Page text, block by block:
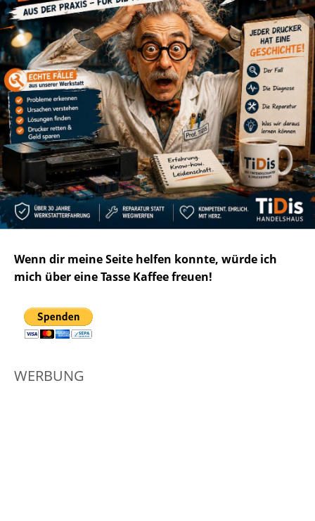
Wenn dir meine Seite helfen konnte, würde ich
mich über eine Tasse Kaffee freuen!
WERBUNG